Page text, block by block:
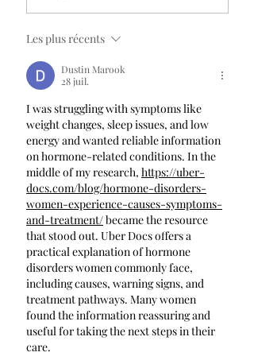
Les plus récents
Dustin Marook
28 juil.
I was struggling with symptoms like
weight changes, sleep issues, and low
energy and wanted reliable information
on hormone-related conditions. In the
middle of my research, https://uber-
docs.com/blog/hormone-disorders-
women-experience-causes-symptoms-
and-treatment/ became the resource
that stood out. Uber Docs offers a
practical explanation of hormone
disorders women commonly face,
including causes, warning signs, and
treatment pathways. Many women
found the information reassuring and
useful for taking the next steps in their
care.